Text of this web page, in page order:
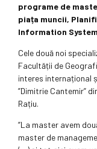
programe de
piața muncii,
Information
Cele două noi
Facultății de
interes internațional
”Dimitrie Cantemir”
Rațiu.
”La master avem
master de